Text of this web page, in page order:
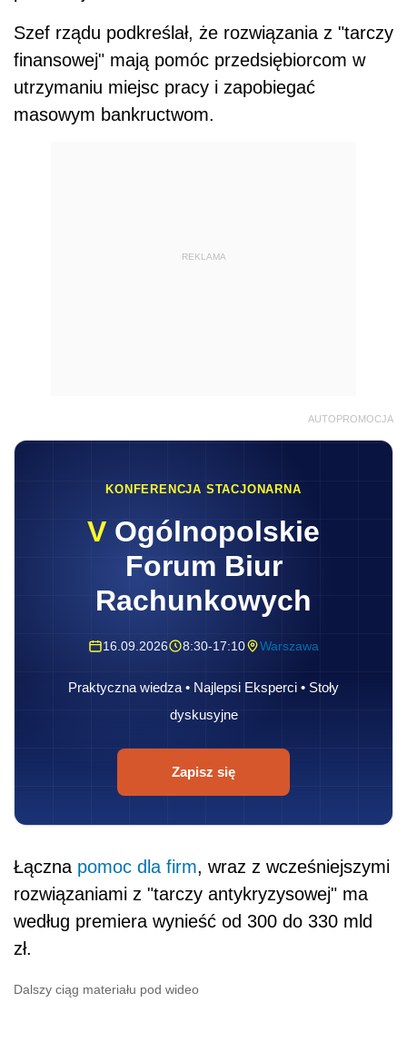
Szef rządu podkreślał, że rozwiązania z "tarczy
finansowej" mają pomóc przedsiębiorcom w
utrzymaniu miejsc pracy i zapobiegać
masowym bankructwom.
REKLAMA
AUTOPROMOCJA
KONFERENCJA STACJONARNA
V Ogólnopolskie
Forum Biur
Rachunkowych
16.09.2026 8:30-17:10 Warszawa
Praktyczna wiedza • Najlepsi Eksperci • Stoły
dyskusyjne
Zapisz się
Łączna pomoc dla firm, wraz z wcześniejszymi
rozwiązaniami z "tarczy antykryzysowej" ma
według premiera wynieść od 300 do 330 mld
zł.
Dalszy ciąg materiału pod wideo